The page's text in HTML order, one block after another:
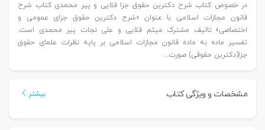
و
اختصاصی
(تفسیر
ماده
قانون
در خصوص کتاب شرح دکترین حقوق جزا قلایی و پیر محمدی کتاب شرح
قانون مجازات اسلامی با عنوان «شرح دکترین حقوق جزای عمومی و
اختصاصی» تالیف مشترک میثم قلایی و علی نجات پیر محمدی است.
تفسیر ماده به ماده قانون مجازات اسلامی بر پایه نظرات علمای حقوق
جزا(دکترین حقوقی) صورت...
مشخصات و ویژگی کتاب بیشتر